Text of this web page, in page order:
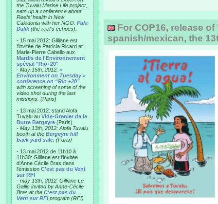
the Tuvalu Marine Life project,
sets up a conference about
Reefs’ health in New
Caledonia with her NGO: Pala
Dalik (the reef’s echoes).
- 15 mai 2012: Gilliane est
l'invitée de Patricia Ricard et
Marie-Pierre Cabello aux
Mardis de l'Environnement
spécial "Rio+20"
- May 15th, 2012: «
Environment on Tuesday »
conference on “Rio +20”
with screening of some of the
video shot during the last
missions. (Paris)
- 13 mai 2012: stand Alofa
Tuvalu au Vide-Grenier de la
Butte Bergeyre (Paris)
- May 13th, 2012: Alofa Tuvalu
booth at the Bergeyre hill
back yard sale . (Paris)
- 13 mai 2012 de 11h10 à
11h30: Gilliane est l'invitée
d'Anne Cécile Bras dans
l'émission C'est pas du Vent
sur RFI
- may 13th, 2012: Gilliane Le
Gallic invited by Anne-Cécile
Bras at the C'est pas du
Vent sur RFI program (RFI)
For COP16, release
spanish/mexican, the